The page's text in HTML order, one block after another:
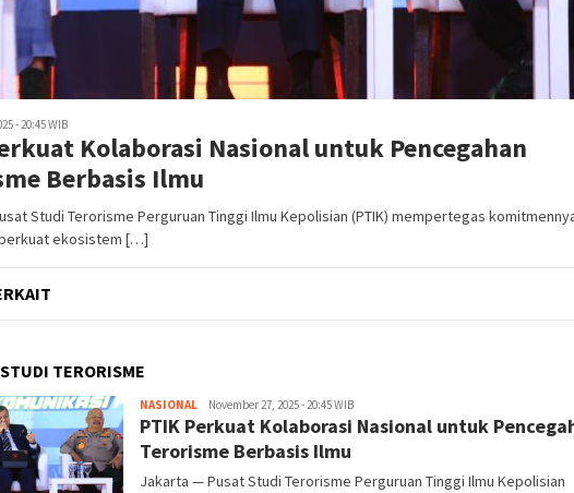
- 20:45 WIB
Kolaborasi Nasional untuk Pencegahan
Berbasis Ilmu
Studi Terorisme Perguruan Tinggi Ilmu Kepolisian (PTIK) mempertegas
ekosistem […]
TERORISME
NASIONAL Redaktur
November 27, 2025 - 20:45 WIB
PTIK Perkuat Kolaborasi Nasional untuk
Terorisme Berbasis Ilmu
Jakarta — Pusat Studi Terorisme Perguruan Tinggi Ilmu Kepolisian